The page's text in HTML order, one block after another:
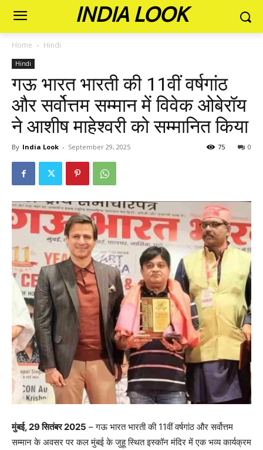
INDIA LOOK
Home Hindi
Hindi
गऊ भारत भारती की 11वीं वर्षगांठ
और सर्वोत्तम सम्मान में विवेक ओबेरॉय
ने आशीष माहेश्वरी को सम्मानित किया
By India Look - September 29, 2025 0
75
मुंबई, 29 सितंबर 2025 – गऊ भारत भारती की 11वीं वर्षगांठ और सर्वोत्तम
सम्मान के अवसर पर कल मुंबई के जुहू स्थित इस्कॉन मंदिर में एक भव्य कार्यक्रम